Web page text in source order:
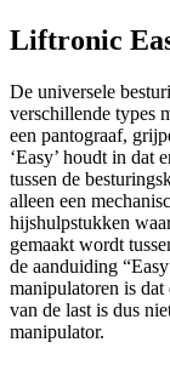
Liftronic
De universele
verschillende types
een pantograaf,
‘Easy’ houdt in dat
tussen de
alleen een
hijshulpstukken
gemaakt wordt
de aanduiding
manipulatoren is
van de last is dus
manipulator.